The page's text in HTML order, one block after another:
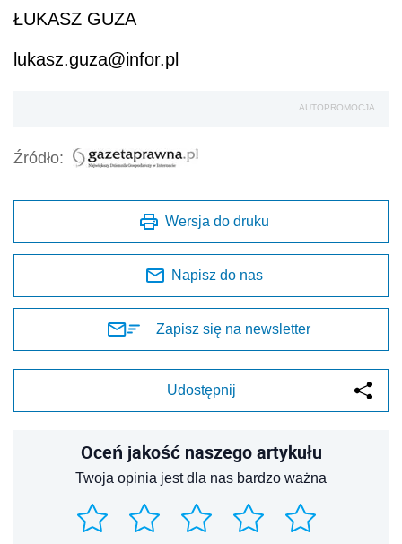
ŁUKASZ GUZA
lukasz.guza@infor.pl
AUTOPROMOCJA
Źródło:
Wersja do druku
Napisz do nas
Zapisz się na newsletter
Udostępnij
Oceń jakość naszego artykułu
Twoja opinia jest dla nas bardzo ważna